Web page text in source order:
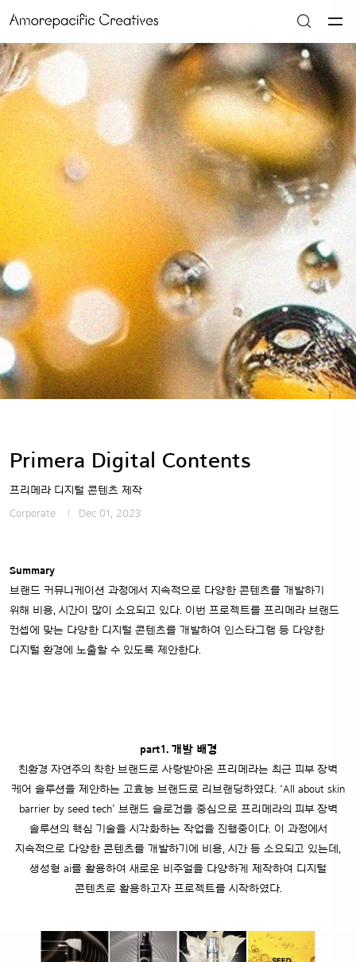
Primera Digital Contents
프리메라 디지털 콘텐츠 제작
Corporate Dec 01, 2023
Summary
브랜드 커뮤니케이션 과정에서 지속적으로 다양한 콘텐츠를 개발하기
위해 비용, 시간이 많이 소요되고 있다. 이번 프로젝트를 프리메라 브랜드
컨셉에 맞는 다양한 디지털 콘텐츠를 개발하여 인스타그램 등 다양한
디지털 환경에 노출할 수 있도록 제안한다.
part1. 개발 배경
친환경 자연주의 착한 브랜드로 사랑받아온 프리메라는 최근 피부 장벽
케어 솔루션을 제안하는 고효능 브랜드로 리브랜딩하였다. ‘All about skin
barrier by seed tech’ 브랜드 슬로건을 중심으로 프리메라의 피부 장벽
솔루션의 핵심 기술을 시각화하는 작업을 진행중이다. 이 과정에서
지속적으로 다양한 콘텐츠를 개발하기에 비용, 시간 등 소요되고 있는데,
생성형 ai를 활용하여 새로운 비주얼을 다양하게 제작하여 디지털
콘텐츠로 활용하고자 프로젝트를 시작하였다.